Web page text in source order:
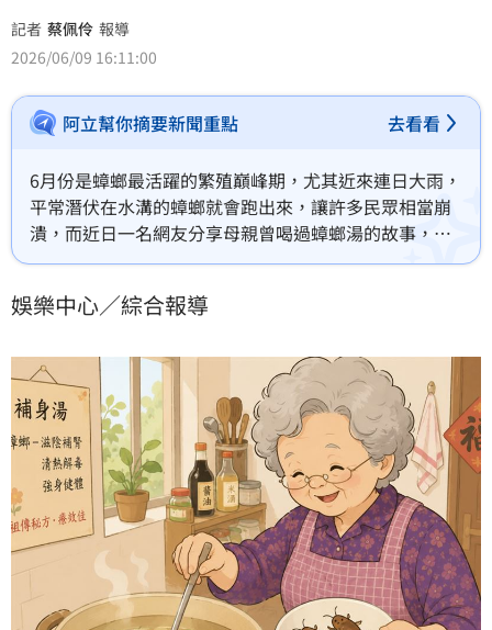
記者 蔡佩伶 報導
2026/06/09 16:11:00
阿立幫你摘要新聞重點 去看看
6月份是蟑螂最活躍的繁殖巔峰期，尤其近來連日大雨，
平常潛伏在水溝的蟑螂就會跑出來，讓許多民眾相當崩
潰，而近日一名網友分享母親曾喝過蟑螂湯的故事，掀
起網友的共鳴。蔡佩伶報導
娛樂中心／綜合報導